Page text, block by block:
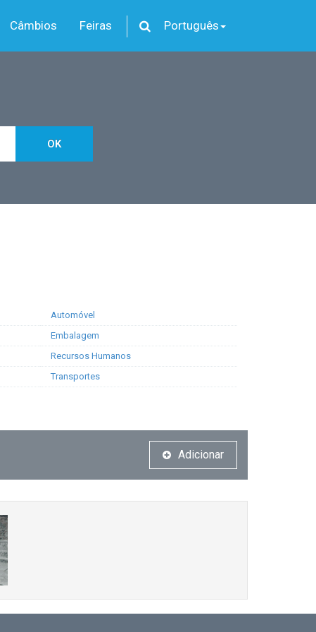
Câmbios Feiras Português
OK
Automóvel
Embalagem
Recursos Humanos
Transportes
Adicionar